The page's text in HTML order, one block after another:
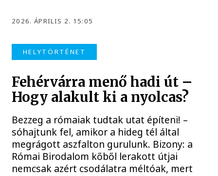
2026. ÁPRILIS 2. 15:05
HELYTÖRTÉNET
Fehérvárra menő hadi út –
Hogy alakult ki a nyolcas?
Bezzeg a rómaiak tudtak utat építeni! –
sóhajtunk fel, amikor a hideg tél által
megrágott aszfalton gurulunk. Bizony: a
Római Birodalom kőből lerakott útjai
nemcsak azért csodálatra méltóak, mert